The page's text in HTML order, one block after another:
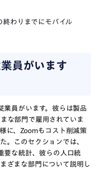
終わりまでにモバイル
員がいます
業員がいます。彼らは製品
な部門で雇用されていま
に、Zoomもコスト削減策
。このセクションでは、
要な統計、彼らの人口統
ざまな部門について説明し